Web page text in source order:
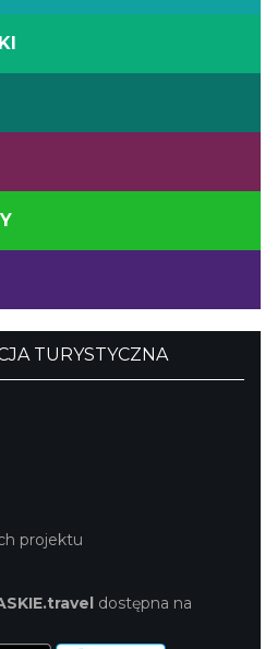
TURYSTYCZNA
projektu
dostępna na